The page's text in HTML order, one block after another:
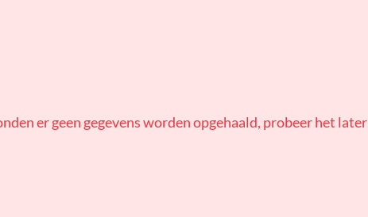
er geen gegevens worden opgehaald, probeer het later